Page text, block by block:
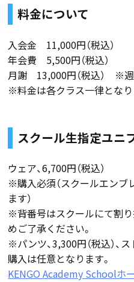
料金について
入会金 11,000円（税込）
年会費 5,500円（税込）
月謝 13,000円（税込） ※
※料金は各クラス一律となり
スクール生指定ユニ
ウェア、6,700円（税込）
※購入必須（スクールエンブ
ます）
※背番号はスクールにて割り
めご了承ください。
※パンツ、3,300円（税込）、
購入は任意となります。
KENGO Academy Schoolホ